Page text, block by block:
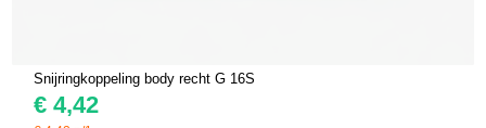
Snijringkoppeling body recht G 16S
€ 4,42